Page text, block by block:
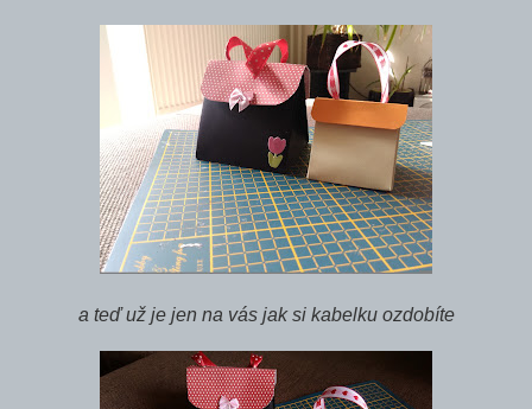
a teď už je jen na vás jak si kabelku ozdobíte